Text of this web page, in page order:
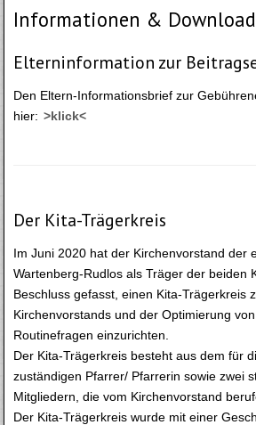
Informationen &
Elterninformation zur
Den Eltern-Informationsbrief zur
hier: >klick<
Der Kita-Trägerkreis
Im Juni 2020 hat der Kirchenvorstand der
Wartenberg-Rudlos als Träger der beiden
Beschluss gefasst, einen Kita-Trägerkreis
Kirchenvorstands und der Optimierung
Routinefragen einzurichten.
Der Kita-Trägerkreis besteht aus dem für
zuständigen Pfarrer/ Pfarrerin sowie zwei
Mitgliedern, die vom Kirchenvorstand
Der Kita-Trägerkreis wurde mit einer